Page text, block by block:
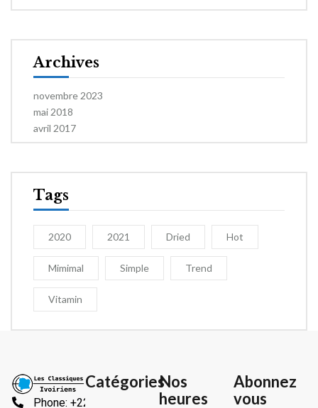
Archives
novembre 2023
mai 2018
avril 2017
Tags
2020 2021 Dried Hot
Mimimal Simple Trend
Vitamin
Phone: +225
CatégoriesNos
heures
Abonnez
vous